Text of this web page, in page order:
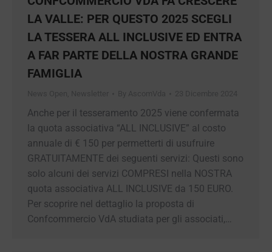
CONFCOMMERCIO VDA FA
CRESCERE LA VALLE: PER QUESTO
INCLUSIVE ED ENTRA A FAR PARTE
DELLA NOSTRA GRANDE FAMIGLIA
Newsletter By
23 Dicembre 2024
Anche per il tesseramento 2025 viene
confermata la quota associativa “ALL
INCLUSIVE” al costo annuale di € 150 per
permetterti di usufruire GRATUITAMENTE dei